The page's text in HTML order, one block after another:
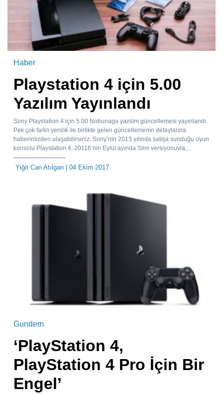
Haber
Playstation 4 için 5.00
Yazılım Yayınlandı
Sony Playstation 4 için 5.00 Nobunaga yazılım güncellemesi yayınlandı.
Pek çok farklı yenilik ile birlikte gelen güncellemenin detaylarına
haberimizden ulaşabilirsiniz. Sony’nin 2013 yılında satışa sunduğu oyun
konsolu Playstation 4, 20116’nin Eylül ayında Slim versiyonuyla,...
Yiğit Can Atılgan | 04 Ekim 2017
Gundem
‘PlayStation 4,
PlayStation 4 Pro İçin Bir
Engel’